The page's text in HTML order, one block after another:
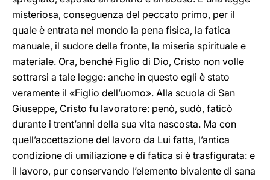
misteriosa, conseguenza del peccato primo, per il
quale è entrata nel mondo la pena fisica, la fatica
manuale, il sudore della fronte, la miseria spirituale e
materiale. Ora, benché Figlio di Dio, Cristo non volle
sottrarsi a tale legge: anche in questo egli è stato
veramente il «Figlio dell’uomo». Alla scuola di San
Giuseppe, Cristo fu lavoratore: penò, sudò, faticò
durante i trent’anni della sua vita nascosta. Ma con
quell’accettazione del lavoro da Lui fatta, l’antica
condizione di umiliazione e di fatica si è trasfigurata: e
il lavoro, pur conservando l’elemento bivalente di sana